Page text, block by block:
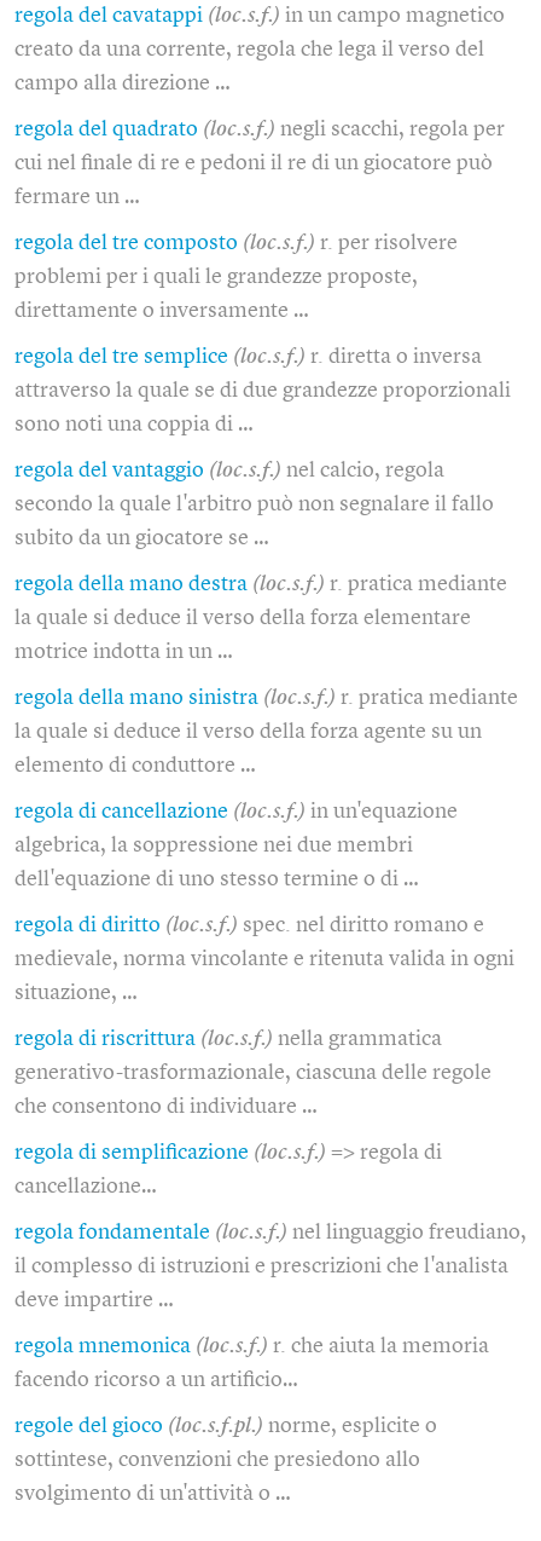
regola del cavatappi (loc.s.f.) in un campo magnetico
creato da una corrente, regola che lega il verso del
campo alla direzione …
regola del quadrato (loc.s.f.) negli scacchi, regola per
cui nel finale di re e pedoni il re di un giocatore può
fermare un …
regola del tre composto (loc.s.f.) r. per risolvere
problemi per i quali le grandezze proposte,
direttamente o inversamente …
regola del tre semplice (loc.s.f.) r. diretta o inversa
attraverso la quale se di due grandezze proporzionali
sono noti una coppia di …
regola del vantaggio (loc.s.f.) nel calcio, regola
secondo la quale l'arbitro può non segnalare il fallo
subito da un giocatore se …
regola della mano destra (loc.s.f.) r. pratica mediante
la quale si deduce il verso della forza elementare
motrice indotta in un …
regola della mano sinistra (loc.s.f.) r. pratica mediante
la quale si deduce il verso della forza agente su un
elemento di conduttore …
regola di cancellazione (loc.s.f.) in un'equazione
algebrica, la soppressione nei due membri
dell'equazione di uno stesso termine o di …
regola di diritto (loc.s.f.) spec. nel diritto romano e
medievale, norma vincolante e ritenuta valida in ogni
situazione, …
regola di riscrittura (loc.s.f.) nella grammatica
generativo-trasformazionale, ciascuna delle regole
che consentono di individuare …
regola di semplificazione (loc.s.f.) => regola di
cancellazione…
regola fondamentale (loc.s.f.) nel linguaggio freudiano,
il complesso di istruzioni e prescrizioni che l'analista
deve impartire …
regola mnemonica (loc.s.f.) r. che aiuta la memoria
facendo ricorso a un artificio…
regole del gioco (loc.s.f.pl.) norme, esplicite o
sottintese, convenzioni che presiedono allo
svolgimento di un'attività o …